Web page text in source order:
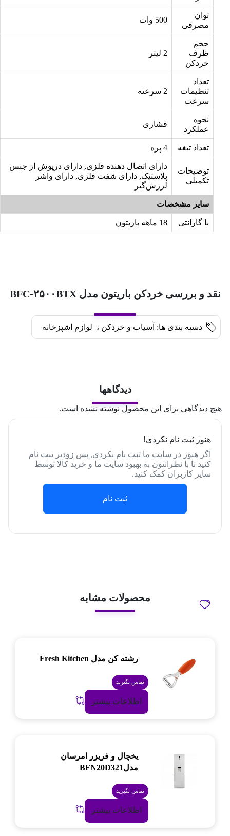
توان
مصرفی
500 وات
حجم
ظرف
خردکن
تعداد
تنظیمات
سرعت
نحوه
عملکرد
فشاری
تعداد تیغه
توضیحات
تکمیلی
دارای اتصال دهنده فلزی, دارای درپوش از جنس
پلاستیک, دارای شفت فلزی, دارای واشر
لرزش‌گیر
سایر مشخصات
با گارانتی 18 ماهه باریتون
نقد و بررسی خردکن باریتون مدل BFC-۲۵۰۰BTX
دسته بندی ها: آسیاب و خردکن ، لوازم اشپزخانه
دیدگاهها
هیچ دیدگاهی برای این محصول نوشته نشده است.
هنوز ثبت نام نکردی!
اگر هنوز در سایت ما ثبت نام نکردی, پس زودتر ثبت نام
کنید تا با نظراتتون به بهبود سایت ما و خرید کالا توسط
سایر کاربران کمک کنید.
ثبت نام
محصولات مشابه
رشته کن مدل Fresh Kitchen
تماس بگیرید
اطلاعات بیشتر
یخچال و فریزر امرسان
مدلBFN20D321
تماس بگیرید
اطلاعات بیشتر